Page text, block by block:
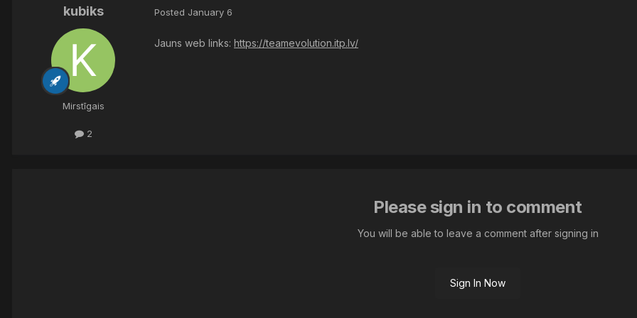
kubiks
Mirstīgais
2
Posted January 6
Jauns web links: https://teamevolution.itp.lv/
Please sign in to comment
You will be able to leave a comment after signing in
Sign In Now